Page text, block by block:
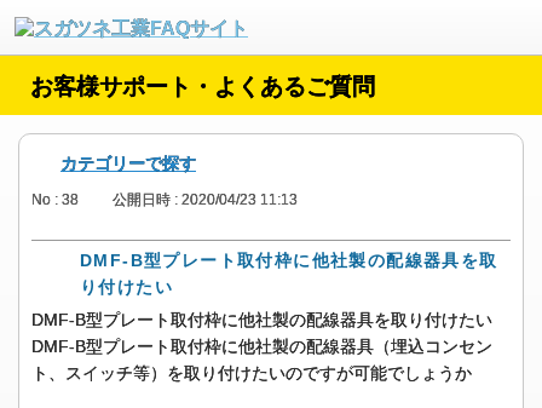
お客様サポート・よくあるご質問
カテゴリーで探す
No : 38 公開日時 : 2020/04/23 11:13
DMF-B型プレート取付枠に他社製の配線器具を取
り付けたい
DMF-B型プレート取付枠に他社製の配線器具を取り付けたい
DMF-B型プレート取付枠に他社製の配線器具（埋込コンセン
ト、スイッチ等）を取り付けたいのですが可能でしょうか